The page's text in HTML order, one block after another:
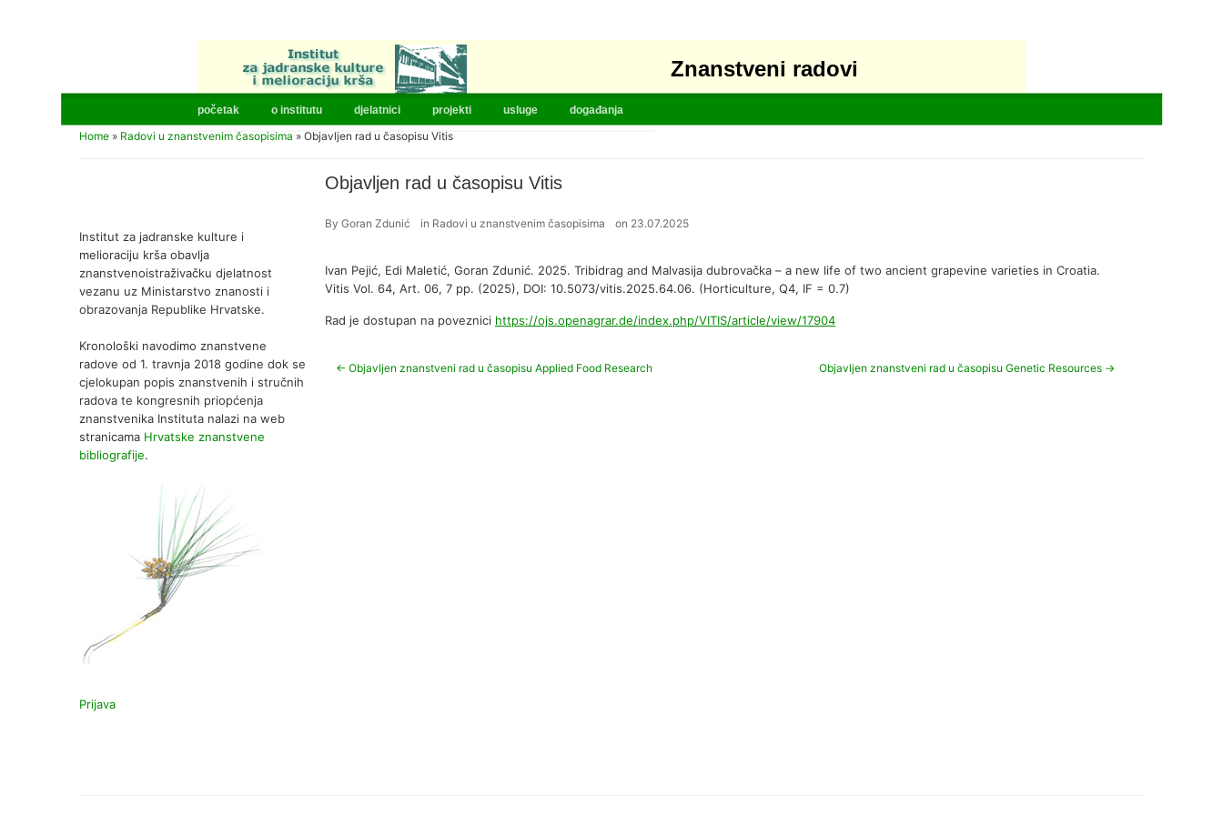
Znanstveni radovi
početak o institutu djelatnici projekti usluge događanja
Home » Radovi u znanstvenim časopisima » Objavljen rad u časopisu Vitis
Institut za jadranske kulture i
melioraciju krša obavlja
znanstvenoistraživačku djelatnost
vezanu uz Ministarstvo znanosti i
obrazovanja Republike Hrvatske.
Kronološki navodimo znanstvene
radove od 1. travnja 2018 godine dok se
cjelokupan popis znanstvenih i stručnih
radova te kongresnih priopćenja
znanstvenika Instituta nalazi na web
stranicama Hrvatske znanstvene
bibliografije.
Prijava
Objavljen rad u časopisu Vitis
By Goran Zdunić in Radovi u znanstvenim časopisima on 23.07.2025
Ivan Pejić, Edi Maletić, Goran Zdunić. 2025. Tribidrag and Malvasija dubrovačka – a new life of two ancient grapevine varieties in Croatia.
Vitis Vol. 64, Art. 06, 7 pp. (2025), DOI: 10.5073/vitis.2025.64.06. (Horticulture, Q4, IF = 0.7)
Rad je dostupan na poveznici https://ojs.openagrar.de/index.php/VITIS/article/view/17904
← Objavljen znanstveni rad u časopisu Applied Food Research Objavljen znanstveni rad u časopisu Genetic Resources →